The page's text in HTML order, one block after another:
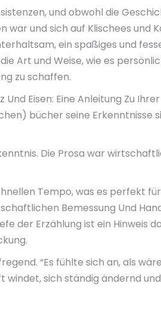
und obwohl die
und sich auf Klischees und
ein spaßiges und
Art und Weise, wie es
zu schaffen.
Eisen: Eine Anleitung Zu
bücher seine Erkenntnisse
Die Prosa war
Tempo, was es perfekt
Bemessung Und
der Erzählung ist ein Hinweis
“Es fühlte sich an, als
windet, sich ständig ändernd